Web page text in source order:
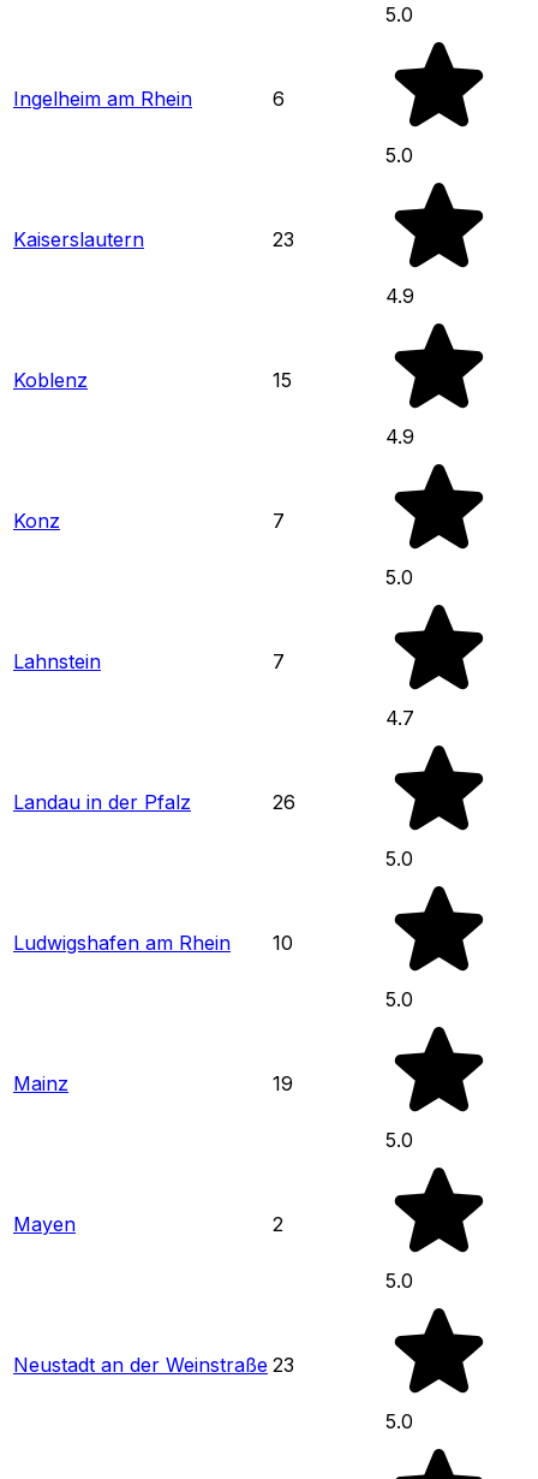
5.0
Ingelheim am Rhein 6
5.0
Kaiserslautern 23
4.9
Koblenz 15
4.9
Konz 7
5.0
Lahnstein 7
4.7
Landau in der Pfalz 26
5.0
Ludwigshafen am Rhein 10
5.0
Mainz 19
5.0
Mayen 2
5.0
Neustadt an der Weinstraße 23
5.0